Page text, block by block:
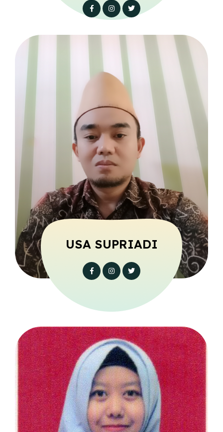
USA SUPRIADI